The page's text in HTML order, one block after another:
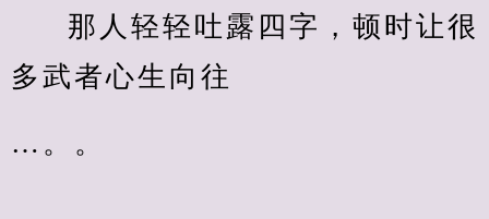
那人轻轻吐露四字，顿时让很
多武者心生向往
…。。